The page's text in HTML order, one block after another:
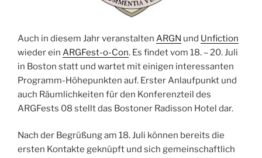
Auch in diesem Jahr veranstalten ARGN und Unfiction
wieder ein ARGFest-o-Con. Es findet vom 18. – 20. Juli
in Boston statt und wartet mit einigen interessanten
Programm-Höhepunkten auf. Erster Anlaufpunkt und
auch Räumlichkeiten für den Konferenzteil des
ARGFests 08 stellt das Bostoner Radisson Hotel dar.
Nach der Begrüßung am 18. Juli können bereits die
ersten Kontakte geknüpft und sich gemeinschaftlich